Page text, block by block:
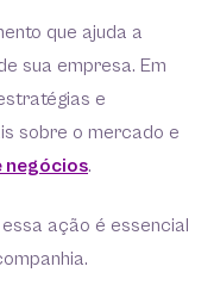
que ajuda a
sua empresa. Em
e
sobre o mercado e
negócios.
ação é essencial